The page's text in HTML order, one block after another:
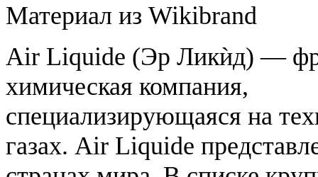
Материал из Wikibrand
Air Liquide (Эр Ликѝд) —
химическая компания,
специализирующаяся на
газах. Air Liquide